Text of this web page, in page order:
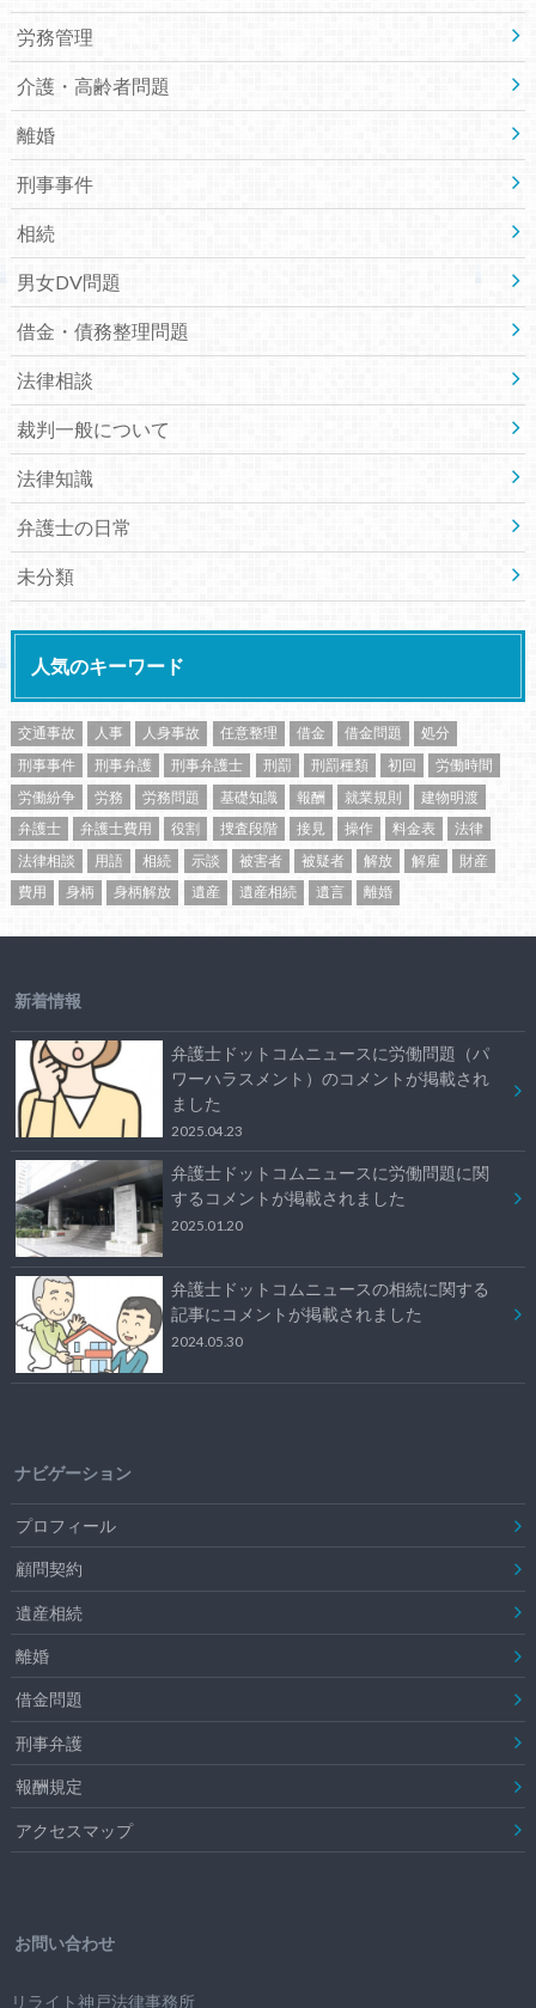
労務管理
介護・高齢者問題
離婚
刑事事件
相続
男女DV問題
借金・債務整理問題
法律相談
裁判一般について
法律知識
弁護士の日常
未分類
人気のキーワード
交通事故 人事 人身事故 任意整理 借金 借金問題
処分
刑事事件
刑事弁護 刑事弁護士 刑罰 刑罰種類 初回
労働時間
労働紛争
労務 労務問題 基礎知識 報酬 就業規則
建物明渡
弁護士
弁護士費用 役割 捜査段階 接見 操作 料金表
法律
法律相談
用語 相続 示談 被害者 被疑者 解放 解雇
財産
費用
身柄 身柄解放 遺産 遺産相続 遺言 離婚
新着情報
弁護士ドットコムニュースに労働問題（パ
ワーハラスメント）のコメントが掲載され
ました
2025.04.23
弁護士ドットコムニュースに労働問題に関
するコメントが掲載されました
2025.01.20
弁護士ドットコムニュースの相続に関する
記事にコメントが掲載されました
2024.05.30
ナビゲーション
プロフィール
顧問契約
遺産相続
離婚
借金問題
刑事弁護
報酬規定
アクセスマップ
お問い合わせ
リライト神戸法律事務所